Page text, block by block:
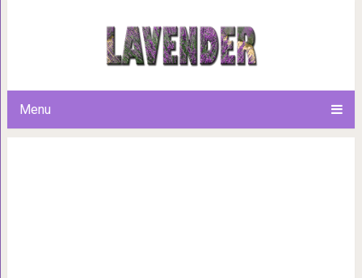
Menu
Я не позволила разрушить
бросила моего